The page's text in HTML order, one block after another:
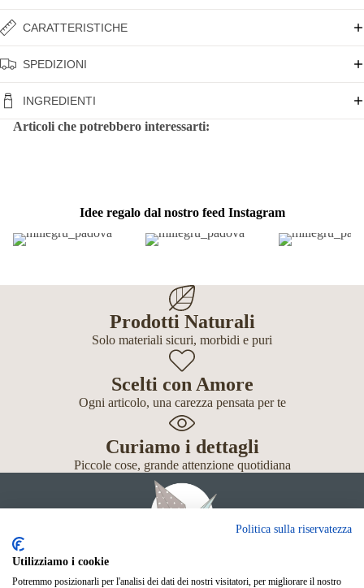
CARATTERISTICHE
SPEDIZIONI
INGREDIENTI
Articoli che potrebbero interessarti:
Idee regalo dal nostro feed Instagram
Prodotti Naturali
Solo materiali sicuri, morbidi e puri
Scelti con Amore
Ogni articolo, una carezza pensata per te
Curiamo i dettagli
Piccole cose, grande attenzione quotidiana
Politica sulla riservatezza
Utilizziamo i cookie
Potremmo posizionarli per l'analisi dei dati dei nostri visitatori, per migliorare il nostro